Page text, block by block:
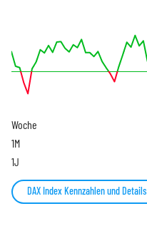
Woche
1M
1J
DAX Index Kennzahlen und Details